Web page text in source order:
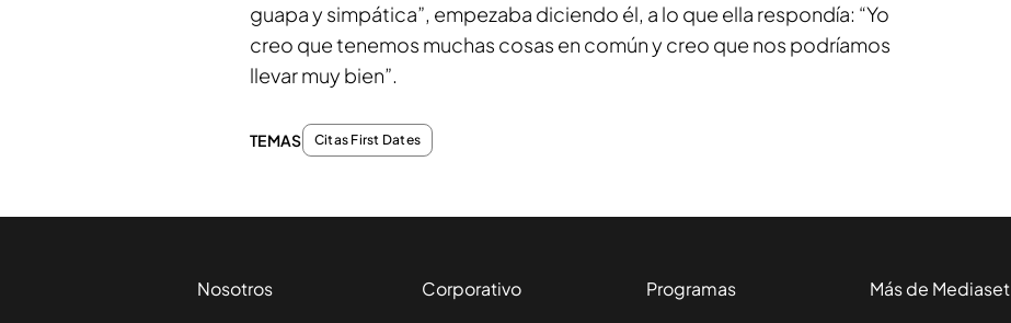
guapa y simpática”, empezaba diciendo él, a lo que ella respondía: “Yo
creo que tenemos muchas cosas en común y creo que nos podríamos
llevar muy bien”.
TEMAS Citas First Dates
Nosotros Corporativo Programas Más de Mediaset